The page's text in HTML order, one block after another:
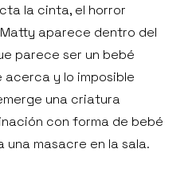
la cinta, el horror
aparece dentro del
parece ser un bebé
acerca y lo imposible
una criatura
con forma de bebé
masacre en la sala.